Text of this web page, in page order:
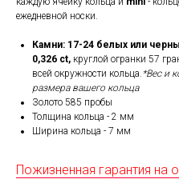
ежедневной носки.
Камни: 17-24 белых или
0,326 ct, круглой огранки 57
всей окружности кольца. *Вес и
размера вашего кольца
Золото 585 пробы
Толщина кольца - 2 мм
Ширина кольца - 7 мм
Пожизненная гарантия на